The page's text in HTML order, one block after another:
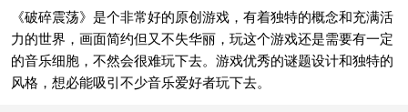
《破碎震荡》是个非常好的原创游戏，有着独特的概念和充满活
力的世界，画面简约但又不失华丽，玩这个游戏还是需要有一定
的音乐细胞，不然会很难玩下去。游戏优秀的谜题设计和独特的
风格，想必能吸引不少音乐爱好者玩下去。